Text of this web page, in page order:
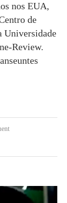
nos EUA,
de
Universidade
Review.